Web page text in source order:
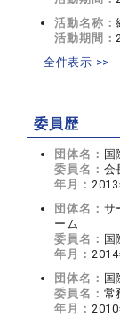
活動名称：
活動期間：
全件表示 >>
委員歴
団体名： 国
委員名： 会
年月：
団体名： サ
ーム
委員名： 国
年月：
団体名： 国
委員名： 常
年月：